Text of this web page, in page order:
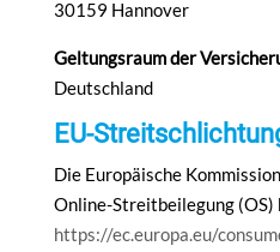
30159 Hannover
Geltungsraum der
Deutschland
EU-
Die Europäische
Online-Streitbeilegung (OS)
https://ec.europa.eu/